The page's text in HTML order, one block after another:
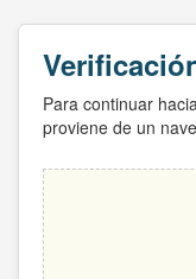
Para continuar
proviene de un